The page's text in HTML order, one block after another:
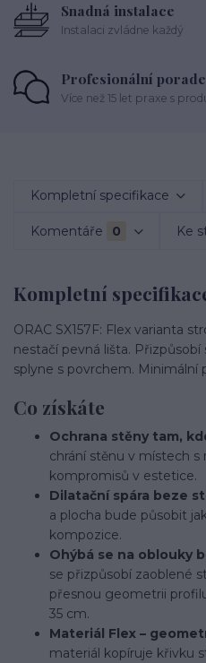
Snadná instalace
Instalaci zvládne každý
Profesionální
Více než 15 let praxe s
Kompletní specifikace
Komentáře 0 Ke
Kompletní
ORAC SX157F: Flex varianta
nestačí pevná lišta.
splyne s povrchem. Minimální
Co získáte
Ochrana stěny tam,
chrání stěnu v místech
kompromisů v estetice.
Dilatační spára beze
a plocha bude působit
kompozice.
Ohýbá se na oblouky
se přizpůsobí zaoblené
přesnou geometrii
35 cm.
Materiál Flex –
materiál kopíruje křivku